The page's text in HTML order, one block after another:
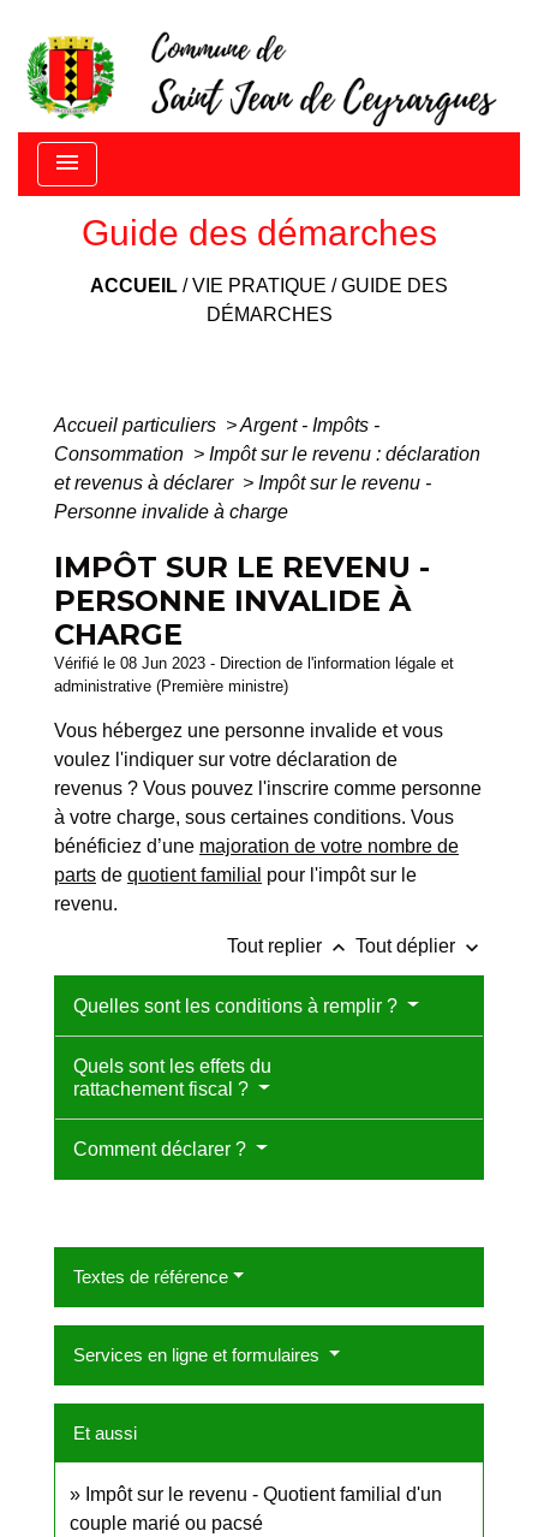
menu
Guide des démarches
ACCUEIL /VIE PRATIQUE /GUIDE DES
DÉMARCHES
Accueil particuliers >Argent - Impôts -
Consommation > Impôt sur le revenu : déclaration
et revenus à déclarer > Impôt sur le revenu -
Personne invalide à charge
IMPÔT SUR LE REVENU -
PERSONNE INVALIDE À
CHARGE
Vérifié le 08 Jun 2023 - Direction de l'information légale et
administrative (Première ministre)
Vous hébergez une personne invalide et vous
voulez l'indiquer sur votre déclaration de
revenus ? Vous pouvez l'inscrire comme personne
à votre charge, sous certaines conditions. Vous
bénéficiez d’une majoration de votre nombre de
parts de quotient familial pour l'impôt sur le
revenu.
Tout replier keyboard_arrow_up Tout déplier keyboard_arrow_down
Quelles sont les conditions à remplir ?
Quels sont les effets du
rattachement fiscal ?
Comment déclarer ?
Textes de référence
Services en ligne et formulaires
Et aussi
Impôt sur le revenu - Quotient familial d'un
couple marié ou pacsé